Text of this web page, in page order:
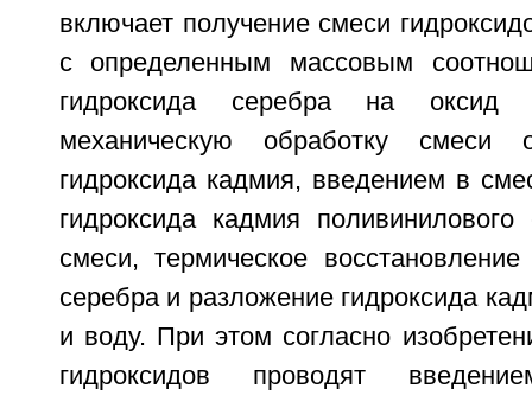
включает получение смеси
с определенным массовым
гидроксида серебра на
механическую обработку смеси
гидроксида кадмия, введением в
гидроксида кадмия
смеси, термическое
серебра и разложение гидроксида
и воду. При этом согласно
гидроксидов проводят